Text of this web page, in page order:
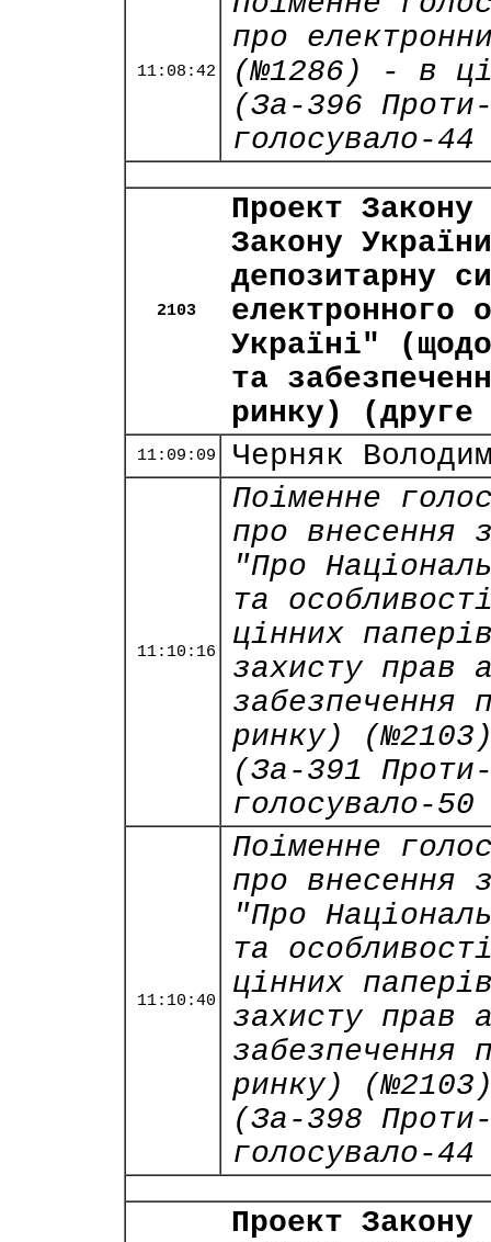
11:08:42
про
(№1286) - в
(За-396
голосувало-
2103
Проект
Закону
депозитарну
електронного
Україні"
та
ринку) (друге
11:09:09 Черняк
11:10:16
Поіменне
про внесення
"Про
та
цінних
захисту прав
забезпечення
ринку)
(За-391
голосувало-
11:10:40
Поіменне
про внесення
"Про
та
цінних
захисту прав
забезпечення
ринку)
(За-398
голосувало-
Проект